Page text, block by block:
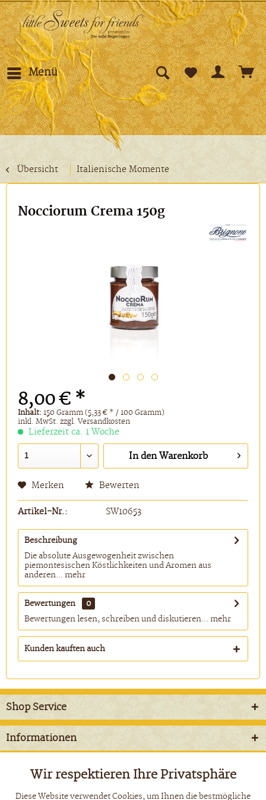
Menü
Übersicht Italienische Momente
Nocciorum Crema 150g
8,00 € *
Inhalt:150 Gramm (5,33 € * / 100 Gramm)
inkl. MwSt.zzgl. Versandkosten
Lieferzeit ca. 1 Woche
In den Warenkorb
Merken Bewerten
Artikel-Nr.: SW10653
Beschreibung
Die absolute Ausgewogenheit zwischen
piemontesischen Köstlichkeiten und Aromen aus
anderen... mehr
Bewertungen
0
Bewertungen lesen, schreiben und diskutieren... mehr
Kunden kauften auch
Shop Service
Informationen
Newsletter
Funktionale Aktiv
Wir respektieren Ihre Privatsphäre
Diese Website verwendet Cookies, um Ihnen die bestmögliche